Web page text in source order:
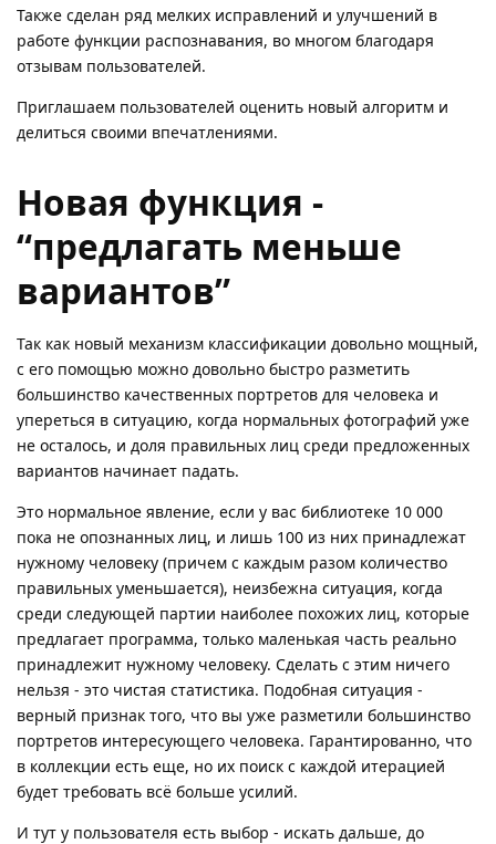
Также сделан ряд мелких исправлений и улучшений в
работе функции распознавания, во многом благодаря
отзывам пользователей.
Приглашаем пользователей оценить новый алгоритм и
делиться своими впечатлениями.
Новая функция -
“предлагать меньше
вариантов”
Так как новый механизм классификации довольно мощный,
с его помощью можно довольно быстро разметить
большинство качественных портретов для человека и
упереться в ситуацию, когда нормальных фотографий уже
не осталось, и доля правильных лиц среди предложенных
вариантов начинает падать.
Это нормальное явление, если у вас библиотеке 10 000
пока не опознанных лиц, и лишь 100 из них принадлежат
нужному человеку (причем с каждым разом количество
правильных уменьшается), неизбежна ситуация, когда
среди следующей партии наиболее похожих лиц, которые
предлагает программа, только маленькая часть реально
принадлежит нужному человеку. Сделать с этим ничего
нельзя - это чистая статистика. Подобная ситуация -
верный признак того, что вы уже разметили большинство
портретов интересующего человека. Гарантированно, что
в коллекции есть еще, но их поиск с каждой итерацией
будет требовать всё больше усилий.
И тут у пользователя есть выбор - искать дальше, до